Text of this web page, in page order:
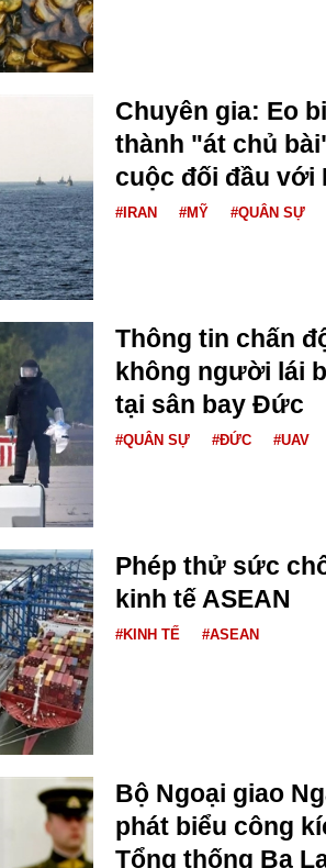
Chuyên gia: Eo
thành "át chủ
cuộc đối đầu với
#IRAN #MỸ #QUÂN SỰ
Thông tin chấn
không người lái
tại sân bay Đức
#QUÂN SỰ #ĐỨC #UAV
Phép thử sức
kinh tế ASEAN
#KINH TẾ #ASEAN
Bộ Ngoại giao
phát biểu công
Tổng thống Ba